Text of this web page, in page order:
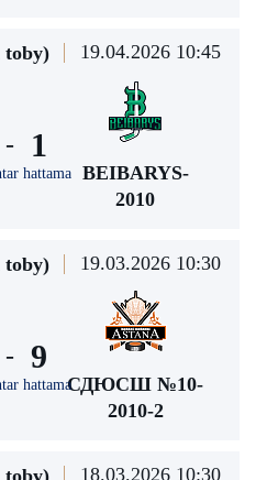
toby) 19.04.2026 10:45
-
hattama
1
BEIBARYS-
2010
toby) 19.03.2026 10:30
-
hattama
9
СДЮСШ №10-
2010-2
toby) 18.03.2026 10:30